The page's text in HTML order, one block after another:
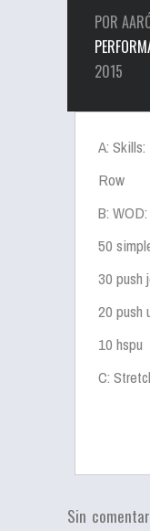
POR
2015
A: Skills:
Row
B: WOD:
50
30 push
20 push
10 hspu
C:
Sin